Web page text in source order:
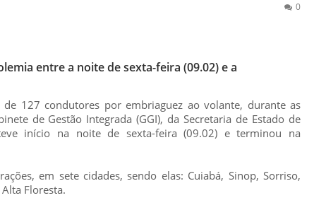
0
entre a noite de sexta-feira (09.02) e a
127 condutores por embriaguez ao volante, durante as
de Gestão Integrada (GGI), da Secretaria de Estado de
início na noite de sexta-feira (09.02) e terminou na
em sete cidades, sendo elas: Cuiabá, Sinop, Sorriso,
Floresta.